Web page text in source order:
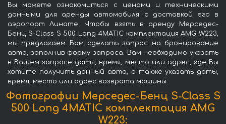
Вы можете ознакомиться с ценами и техническими
данными для аренды автомобиля с доставкой его в
аэропорт Линате. Чтобы взять в аренду Мерседес-
Бенц S-Class S 500 Long 4MATIC комплектация AMG W223,
мы предлагаем Вам сделать запрос на бронирование
авто, заполнив форму запроса. Вам необходимо указать
в Вашем запросе даты, время, место или адрес, где Вы
хотите получить данный авто, а также указать даты,
время, место или адрес возврата машины.
Фотографии Мерседес-Бенц S-Class S
500 Long 4MATIC комплектация AMG
W223: